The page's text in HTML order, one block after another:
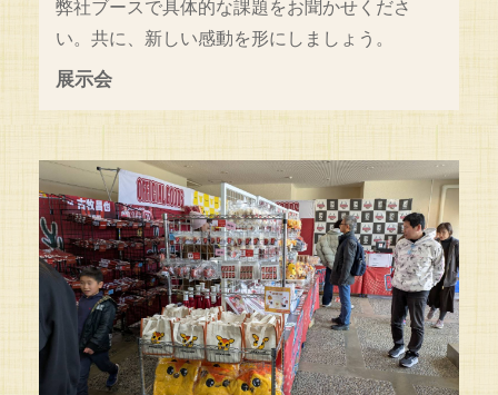
弊社ブースで具体的な課題をお聞かせくださ
い。共に、新しい感動を形にしましょう。
展示会